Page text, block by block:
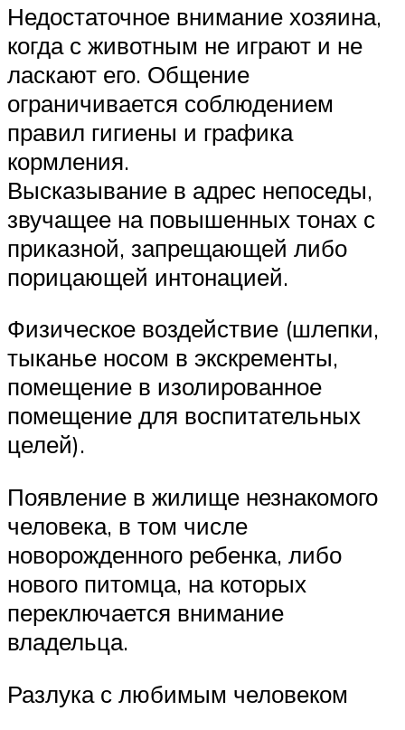
Недостаточное внимание хозяина,
когда с животным не играют и не
ласкают его. Общение
ограничивается соблюдением
правил гигиены и графика
кормления.
Высказывание в адрес непоседы,
звучащее на повышенных тонах с
приказной, запрещающей либо
порицающей интонацией.
Физическое воздействие (шлепки,
тыканье носом в экскременты,
помещение в изолированное
помещение для воспитательных
целей).
Появление в жилище незнакомого
человека, в том числе
новорожденного ребенка, либо
нового питомца, на которых
переключается внимание
владельца.
Разлука с любимым человеком